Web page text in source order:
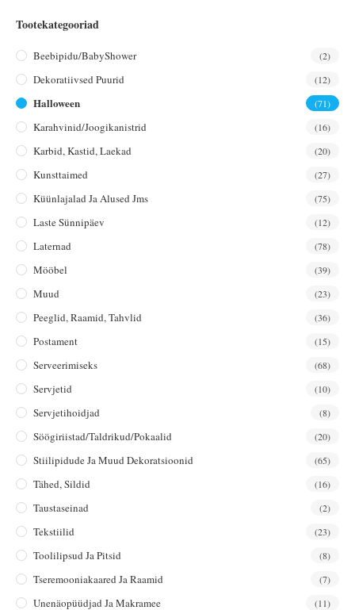
Tootekategooriad
Beebipidu/BabyShower (2)
Dekoratiivsed Puurid (12)
Halloween (71)
Karahvinid/joogikanistrid (16)
Karbid, Kastid, Laekad (20)
Kunsttaimed (27)
Küünlajalad Ja Alused Jms (75)
Laste Sünnipäev (12)
Laternad (78)
Mööbel (39)
Muud (23)
Peeglid, Raamid, Tahvlid (36)
Postament (15)
Serveerimiseks (68)
Servjetid (10)
Servjetihoidjad (8)
Söögiriistad/taldrikud/pokaalid (20)
Stiilipidude Ja Muud Dekoratsioonid (65)
Tähed, Sildid (16)
Taustaseinad (2)
Tekstiilid (23)
Toolilipsud Ja Pitsid (8)
Tseremooniakaared Ja Raamid (7)
Unenäopüüdjad Ja Makramee (11)